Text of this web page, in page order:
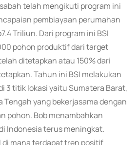
telah mengikuti program ini
pembiayaan perumahan
Triliun. Dari program ini BSI
pohon produktif dari target
ditetapkan atau 150% dari
Tahun ini BSI melakukan
3 titik lokasi yaitu Sumatera Barat,
Tengah yang bekerjasama dengan
pohon. Bob menambahkan
Indonesia terus meningkat.
di mana terdapat tren positif